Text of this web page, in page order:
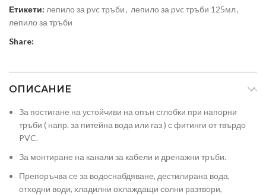
Етикети: лепило за pvc тръби, лепило за pvc тръби 125мл,
лепило за тръби
Share:
ОПИСАНИЕ
За постигане на устойчиви на опън сглобки при напорни
тръби ( напр. за питейна вода или газ ) с фитинги от твърдо
PVC.
За монтиране на канали за кабели и дренажни тръби.
Препоръчва се за водоснабдяване, дестилирана вода,
отходни води, хладилни охлаждащи солни разтвори,